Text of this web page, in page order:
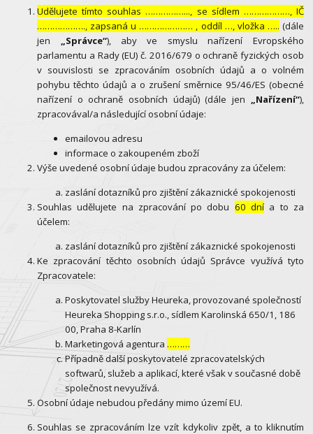
Udělujete tímto souhlas ……………..., se sídlem ………………, IČ
………………., zapsaná u ………………… , oddíl …, vložka ….. (dále
jen „Správce“), aby ve smyslu nařízení Evropského
parlamentu a Rady (EU) č. 2016/679 o ochraně fyzických osob
v souvislosti se zpracováním osobních údajů a o volném
pohybu těchto údajů a o zrušení směrnice 95/46/ES (obecné
nařízení o ochraně osobních údajů) (dále jen „Nařízení“),
zpracovával/a následující osobní údaje:
emailovou adresu
informace o zakoupeném zboží
Výše uvedené osobní údaje budou zpracovány za účelem:
zaslání dotazníků pro zjištění zákaznické spokojenosti
Souhlas udělujete na zpracování po dobu 60 dní a to za
účelem:
zaslání dotazníků pro zjištění zákaznické spokojenosti
Ke zpracování těchto osobních údajů Správce využívá tyto
Zpracovatele:
Poskytovatel služby Heureka, provozované společností
Heureka Shopping s.r.o., sídlem Karolinská 650/1, 186
00, Praha 8-Karlín
Marketingová agentura ………
Případně další poskytovatelé zpracovatelských
softwarů, služeb a aplikací, které však v současné době
společnost nevyužívá.
Osobní údaje nebudou předány mimo území EU.
Souhlas se zpracováním lze vzít kdykoliv zpět, a to kliknutím